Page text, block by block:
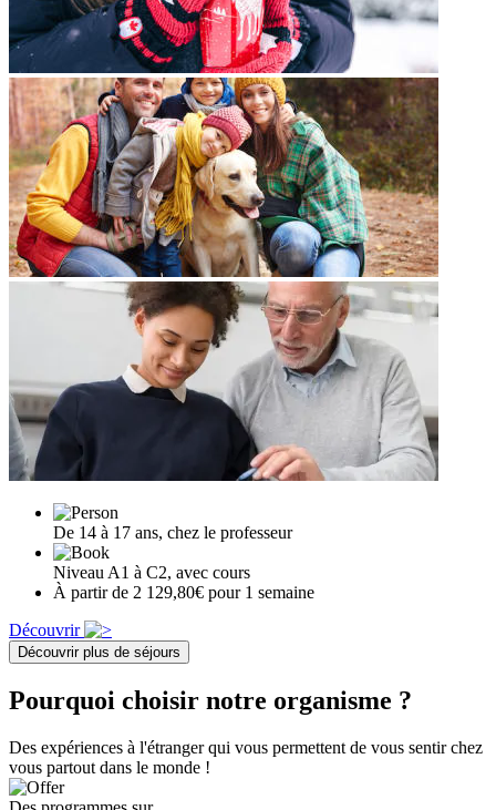
De 14 à 17 ans, chez le professeur
Niveau A1 à C2, avec cours
À partir de 2 129,80€ pour 1 semaine
Découvrir
Découvrir plus de séjours
Pourquoi choisir notre organisme ?
Des expériences à l'étranger qui vous permettent de vous sentir chez
vous partout dans le monde !